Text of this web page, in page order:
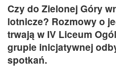
Czy do Zielonej Góry
lotnicze? Rozmowy o
trwają w IV Liceum
grupie inicjatywnej
spotkań.